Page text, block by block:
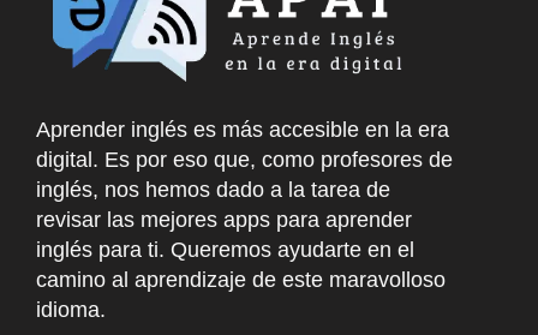
Aprender inglés es más accesible en la era
digital. Es por eso que, como profesores de
inglés, nos hemos dado a la tarea de
revisar las mejores apps para aprender
inglés para ti. Queremos ayudarte en el
camino al aprendizaje de este maravolloso
idioma.